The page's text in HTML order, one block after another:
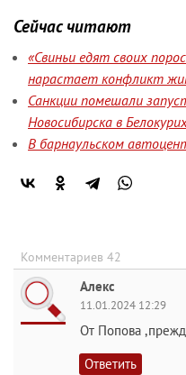
Сейчас читают
«Свиньи едят своих
нарастает конфликт
Санкции помешали
Новосибирска в
В барнаульском
Комментариев 42
Алекс
11.01.2024 12:29
От Попова
Ответить